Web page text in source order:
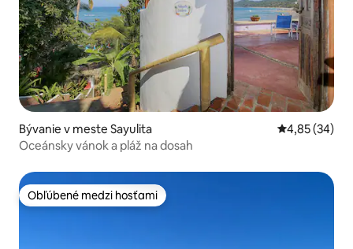
Bývanie v meste Sayulita Priemerné
4,85 (34)
Oceánsky vánok a pláž na dosah
Obľúbené medzi hosťami
Obľúbené medzi hosťami